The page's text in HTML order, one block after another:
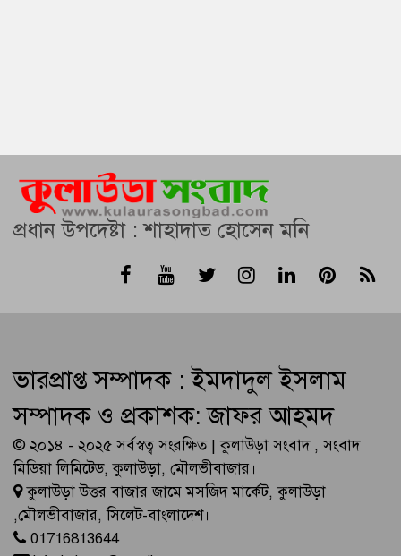
প্রধান উপদেষ্টা : শাহাদাত হোসেন মনি
ভারপ্রাপ্ত সম্পাদক : ইমদাদুল ইসলাম
সম্পাদক ও প্রকাশক: জাফর আহমদ
© ২০১৪ - ২০২৫ সর্বস্বত্ব সংরক্ষিত | কুলাউড়া সংবাদ , সংবাদ
মিডিয়া লিমিটেড, কুলাউড়া, মৌলভীবাজার।
কুলাউড়া উত্তর বাজার জামে মসজিদ মার্কেট, কুলাউড়া
,মৌলভীবাজার, সিলেট-বাংলাদেশ।
01716813644